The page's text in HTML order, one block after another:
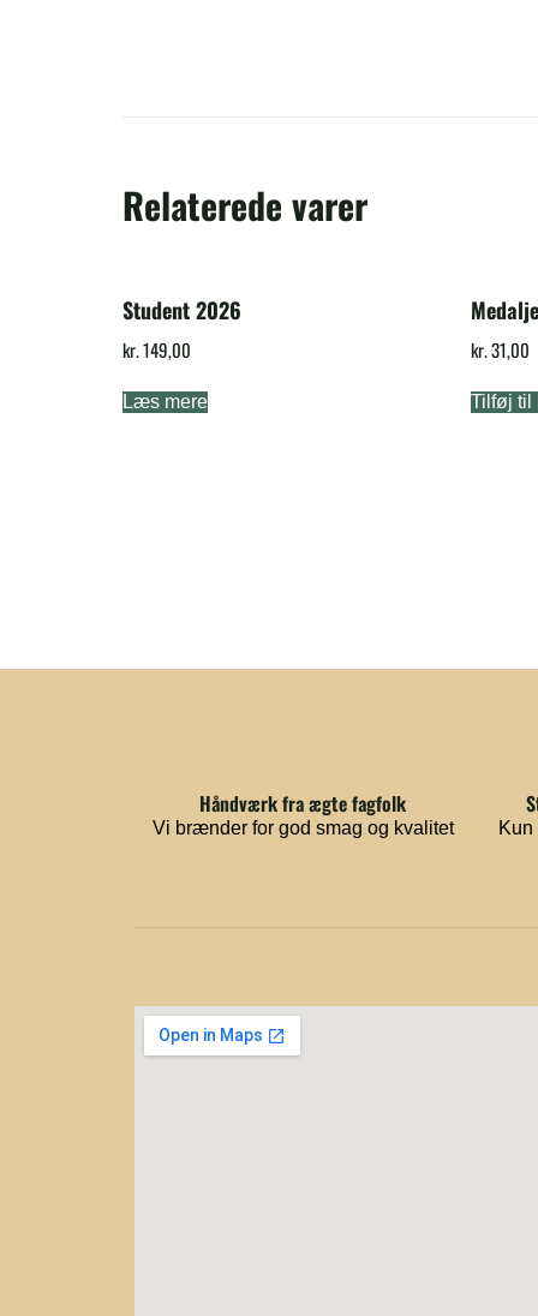
Relaterede varer
Student 2026
kr.149,00
Læs mere
Medalje
kr.31,00
Tilføj til
Håndværk fra ægte fagfolk
Vi brænder for god smag og kvalitet
Kun